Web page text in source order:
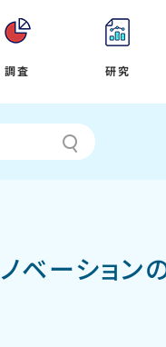
調査 研究
ベーション